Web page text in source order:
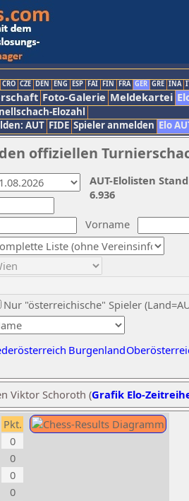
CRO CZE DEN ENG ESP FAI FIN FRA GER GRE INA
Foto-Galerie Meldekartei
Elozahl
AUT FIDE Spieler anmelden Elo
offiziellen
Vorname
Nur "österreichische" Spieler
Burgenland
AUT-Elolisten
6.936
Viktor Schoroth (Grafik Elo-
Pkt.
0
0
0
0